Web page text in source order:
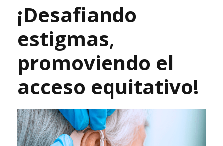
¡Desafiando
estigmas,
promoviendo el
acceso equitativo!